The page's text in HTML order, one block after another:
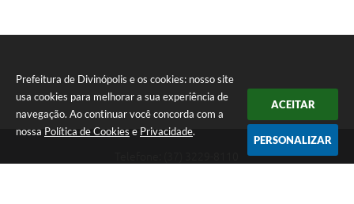
Prefeitura de Divinópolis e os cookies: nosso site
usa cookies para melhorar a sua experiência de
navegação. Ao continuar você concorda com a
nossa Política de Cookies e Privacidade.
ACEITAR
PERSONALIZAR